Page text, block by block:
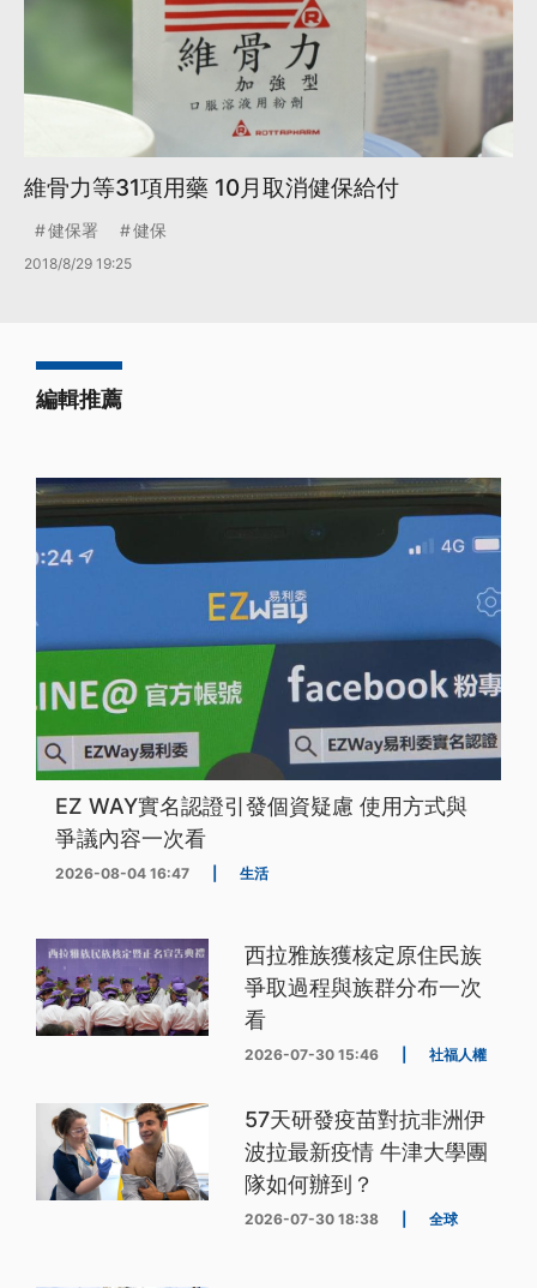
維骨力等31項用藥 10月取消健保給付
健保署 健保
2018/8/29 19:25
編輯推薦
EZ WAY實名認證引發個資疑慮 使用方式與
爭議內容一次看
2026-08-04 16:47 生活
西拉雅族獲核定原住民族
爭取過程與族群分布一次
看
2026-07-30 15:46 社福人權
57天研發疫苗對抗非洲伊
波拉最新疫情 牛津大學團
隊如何辦到？
2026-07-30 18:38 全球